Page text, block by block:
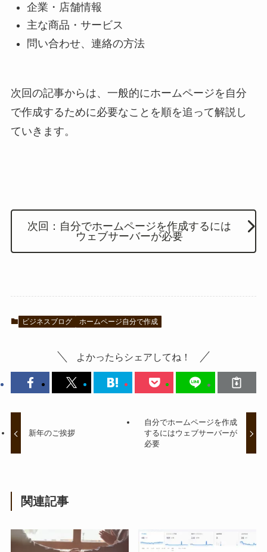
企業・店舗情報
主な商品・サービス
問い合わせ、連絡の方法
次回の記事からは、一般的にホームページを自分
で作成するために必要なことを順を追って解説し
ていきます。
次回：自分でホームページを作成するには
ウェブサーバーが必要
ビジネスブログ ホームページ自分で作成
よかったらシェアしてね！
新年のご挨拶
自分でホームページを作成
するにはウェブサーバーが
必要
関連記事